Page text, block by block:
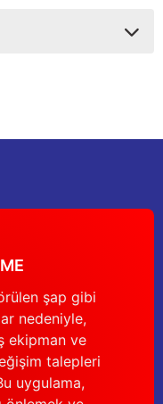
öneri formunu
şap gibi
nedeniyle,
ekipman ve
talepleri
uygulama,